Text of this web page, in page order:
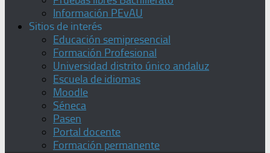
Información PEvAU
Sitios de interés
Educación semipresencial
Formación Profesional
Universidad distrito único andaluz
Escuela de idiomas
Moodle
Séneca
Pasen
Portal docente
Formación permanente